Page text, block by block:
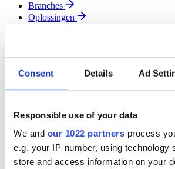
Consent Details Ad
Responsible use of your data
We and our 1022 partners process
e.g. your IP-number, using technology
store and access information on your
Branches
Oplossingen
Region
Klantenportaal
Contact
Back to Menu Branches